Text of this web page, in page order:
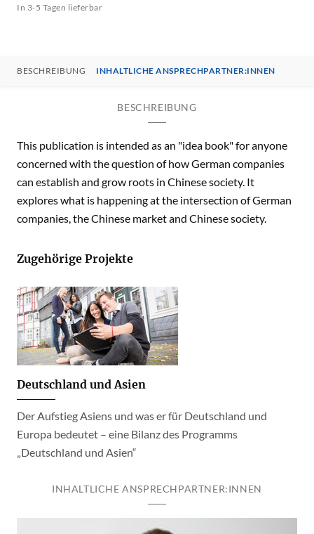
In 3-5 Tagen lieferbar
BESCHREIBUNG INHALTLICHE ANSPRECHPARTNER:INNEN
BESCHREIBUNG
This publication is intended as an "idea book" for anyone
concerned with the question of how German companies
can establish and grow roots in Chinese society. It
explores what is happening at the intersection of German
companies, the Chinese market and Chinese society.
Zugehörige Projekte
Deutschland und Asien
Der Aufstieg Asiens und was er für Deutschland und
Europa bedeutet – eine Bilanz des Programms
„Deutschland und Asien“
INHALTLICHE ANSPRECHPARTNER:INNEN